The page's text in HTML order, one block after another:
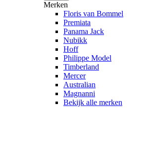
Merken
Floris van Bommel
Premiata
Panama Jack
Nubikk
Hoff
Philippe Model
Timberland
Mercer
Australian
Magnanni
Bekijk alle merken